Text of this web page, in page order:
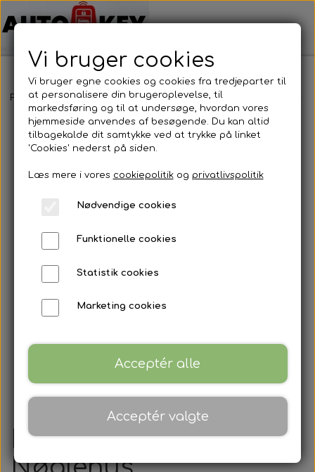
Forside Bilnøgler Mercedes Benz Nøglehus
Mercedes Benz -
Vi bruger cookies
Vi bruger egne cookies og cookies fra tredjeparter til
at personalisere din brugeroplevelse, til
markedsføring og til at undersøge, hvordan vores
hjemmeside anvendes af besøgende. Du kan altid
tilbagekalde dit samtykke ved at trykke på linket
'Cookies' nederst på siden.
Læs mere i vores cookiepolitikog privatlivspolitik
Nødvendige cookies
Funktionelle cookies
Statistik cookies
Marketing cookies
Acceptér alle
Acceptér valgte